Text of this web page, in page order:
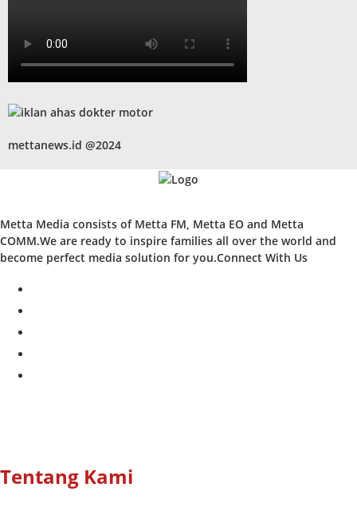
mettanews.id @2024
Metta Media consists of Metta FM, Metta EO and Metta
COMM.We are ready to inspire families all over the world and
become perfect media solution for you.Connect With Us
Tentang Kami